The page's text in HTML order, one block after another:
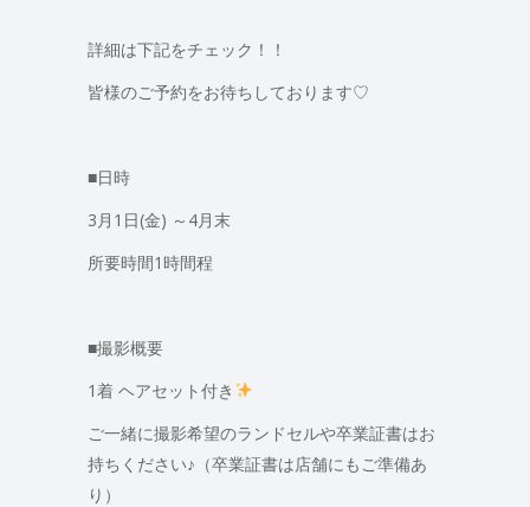
詳細は下記をチェック！！
皆様のご予約をお待ちしております♡
■日時
3月1日(金) ～4月末
所要時間1時間程
■撮影概要
1着 ヘアセット付き
ご一緒に撮影希望のランドセルや卒業証書はお
持ちください♪（卒業証書は店舗にもご準備あ
り）